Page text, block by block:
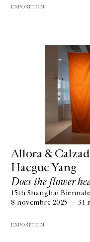
EXPOSITION
Allora &
Haegue Yang
Does the flower
15th Shanghai
8 novembre 2025 — 31
EXPOSITION